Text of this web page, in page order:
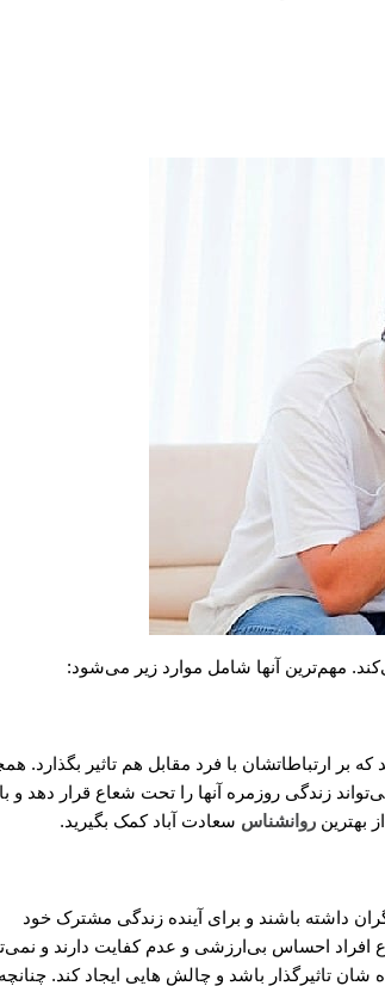
مهم‌ترین آنها شامل موارد زیر می‌شود:
ارتباطاتشان با فرد مقابل هم تاثیر بگذارد.
زندگی روزمره آنها را تحت شعاع قرار دهد و
بهترینروانشناس سعادت آباد کمک بگیرید.
داشته باشند و برای آینده زندگی مشترک خود
افراد احساس بی‌ارزشی و عدم کفایت دارند و
تاثیرگذار باشد و چالش هایی ایجاد کند.